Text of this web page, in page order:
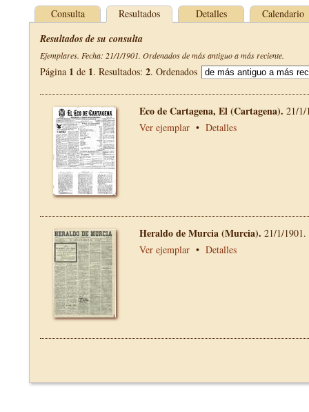
Consulta Resultados Detalles Calendario
Resultados de su consulta
Ejemplares. Fecha: 21/1/1901. Ordenados de más antiguo a más reciente.
Página 1 de 1. Resultados: 2. Ordenados
Eco de Cartagena, El (Cartagena). 21/1/
Ver ejemplar • Detalles
Heraldo de Murcia (Murcia). 21/1/1901.
Ver ejemplar • Detalles